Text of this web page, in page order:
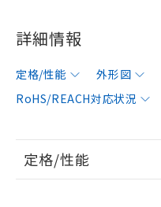
詳細情報
定格/性能 外形図
RoHS/REACH対応状況
定格/性能